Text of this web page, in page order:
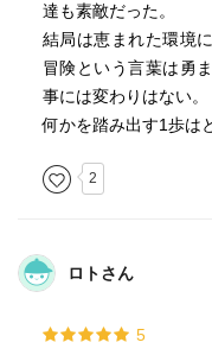
達も素敵だった。
結局は恵まれた環境
冒険という言葉は勇
事には変わりはない。
何かを踏み出す1歩は
2
ロトさん
5